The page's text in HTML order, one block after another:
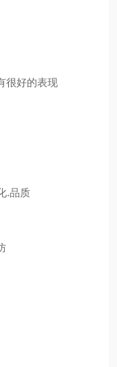
很好的表现
.品质